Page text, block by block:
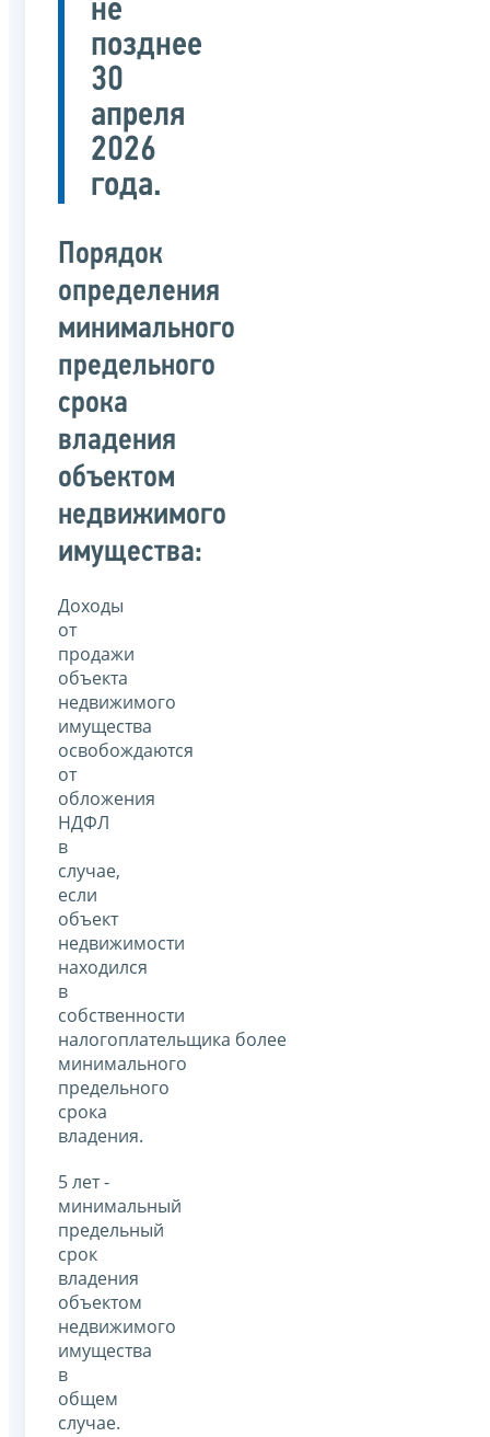
не
позднее
30
апреля
2026
года.
Порядок
определения
минимального
предельного
срока
владения
объектом
недвижимого
имущества:
Доходы
от
продажи
объекта
недвижимого
имущества
освобождаются
от
обложения
НДФЛ
в
случае,
если
объект
недвижимости
находился
в
собственности
налогоплательщика более
минимального
предельного
срока
владения.
5 лет -
минимальный
предельный
срок
владения
объектом
недвижимого
имущества
в
общем
случае.